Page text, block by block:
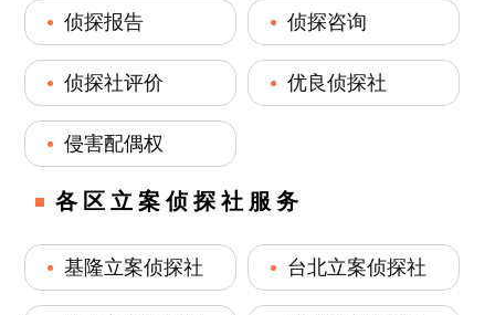
侦探报告 侦探咨询
侦探社评价 优良侦探社
侵害配偶权
各区立案侦探社服务
基隆立案侦探社 台北立案侦探社